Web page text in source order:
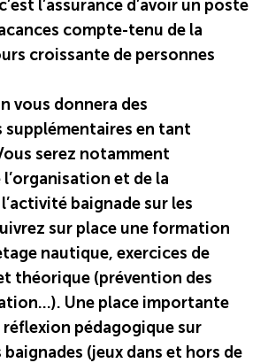
l’assurance d’avoir un poste
compte-tenu de la
croissante de personnes
vous donnera des
supplémentaires en tant
serez notamment
et de la
baignade sur les
sur place une formation
nautique, exercices de
théorique (prévention des
Une place importante
réflexion pédagogique sur
baignades (jeux dans et hors de